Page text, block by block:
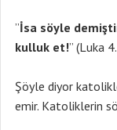
”İsa söyle
kulluk et!” (Luka
Şöyle diyor
emir. Katoliklerin